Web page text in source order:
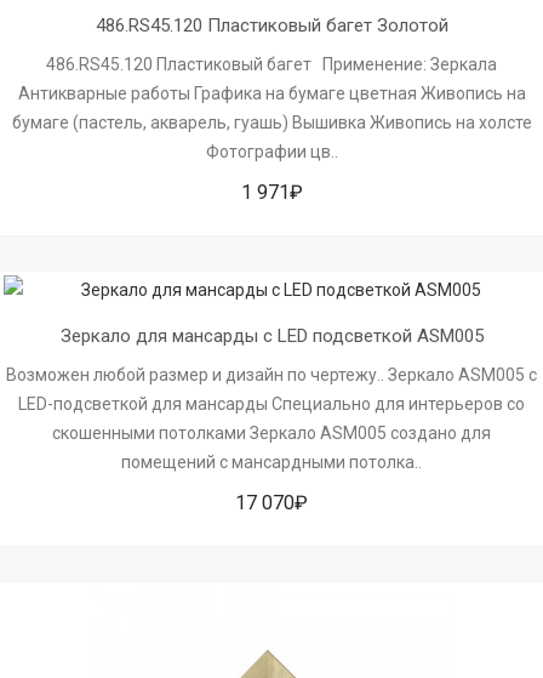
486.RS45.120 Пластиковый багет Золотой
486.RS45.120 Пластиковый багет Применение: Зеркала
Антикварные работы Графика на бумаге цветная Живопись на
бумаге (пастель, акварель, гуашь) Вышивка Живопись на холсте
Фотографии цв..
1 971₽
Зеркало для мансарды с LED подсветкой ASM005
Возможен любой размер и дизайн по чертежу.. Зеркало ASM005 с
LED-подсветкой для мансарды Специально для интерьеров со
скошенными потолками Зеркало ASM005 создано для
помещений с мансардными потолка..
17 070₽